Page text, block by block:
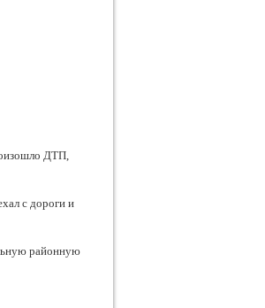
ДТП,
с дороги и
районную